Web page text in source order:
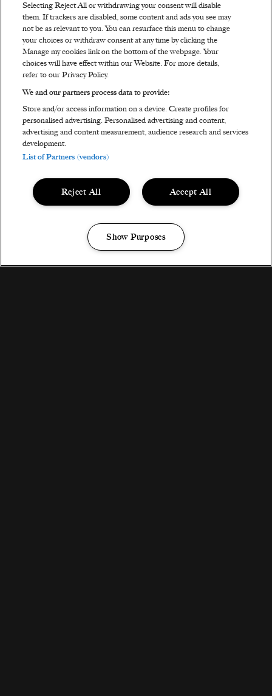
TICKETS
hier te vinden.
Uitverkocht
Bunkhouse 2P (Uitverkocht)
Prijs per persoon:
€ 787,50 p/p
Hoogte:
2.5 m
Oppervlakte:
Faciliteiten RABBIT DELUXE
Bar, koffie & catering
Host
Selecting Reject All or withdrawing your consent will disable
them. If trackers are disabled, some content and ads you see may
not be as relevant to you. You can resurface this menu to change
your choices or withdraw consent at any time by clicking the
Manage my cookies link on the bottom of the webpage. Your
choices will have effect within our Website. For more details,
refer to our Privacy Policy.
We and our partners process data to provide:
Store and/or access information on a device. Create profiles for
personalised advertising. Personalised advertising and content,
advertising and content measurement, audience research and services
development.
List of Partners (vendors)
Accept All
Reject All
Show Purposes